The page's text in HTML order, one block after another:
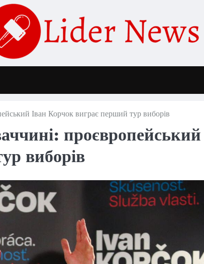
Іван Корчок виграє перший тур виборів
проєвропейський
виборів